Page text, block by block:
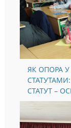
ЯК ОПОРА
СТАТУТ –